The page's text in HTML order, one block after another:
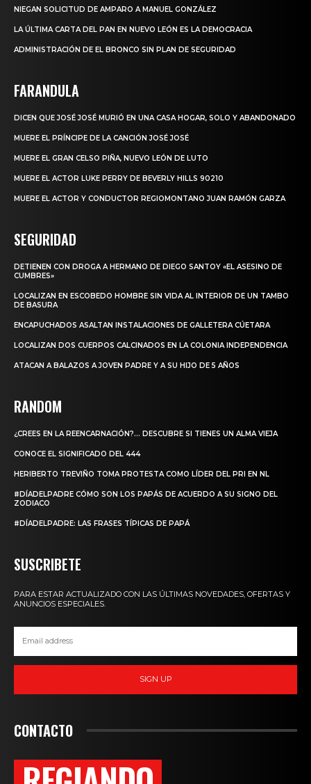
NIEGAN SOLICITUD DE AMPARO A MANUEL GONZÁLEZ
LA ÚLTIMA CARTA DEL PAN EN NUEVO LEÓN ES LA DEMOCRACIA
ADMINISTRACIÓN DE EL BRONCO SIN PLAN DE SEGURIDAD
FARANDULA
DICEN QUE JOSÉ JOSÉ MURIÓ EN UNA CASA HOGAR, SOLO Y ABANDONADO
MUERE EL PRÍNCIPE DE LA CANCIÓN JOSÉ JOSÉ
MUERE EL GRAN CELSO PIÑA, NUEVO LEÓN DE LUTO
MUERE EL ACTOR LUKE PERRY DE BEVERLY HILLS 90210
MUERE EL ACTOR Y CONDUCTOR REGIOMONTANO JUAN RAMÓN GARZA
SEGURIDAD
DETIENEN CON DROGA A HERMANO DE DIEGO SANTOY «EL ASESINO DE
CUMBRES»
LOCALIZAN EN ESCOBEDO HOMBRE SIN VIDA AL INTERIOR DE UN TAMBO
DE BASURA
ENCAPUCHADOS ASALTAN INSTALACIONES DE GALLETERA CÚETARA
LOCALIZAN DOS CUERPOS CALCINADOS EN LA COLONIA INDEPENDENCIA
ATACAN A BALAZOS A JOVEN PADRE Y A SU HIJO DE 5 AÑOS
RANDOM
¿CREES EN LA REENCARNACIÓN?… DESCUBRE SI TIENES UN ALMA VIEJA
CONOCE EL SIGNIFICADO DEL 444
HERIBERTO TREVIÑO TOMA PROTESTA COMO LÍDER DEL PRI EN NL
#DÍADELPADRE CÓMO SON LOS PAPÁS DE ACUERDO A SU SIGNO DEL
ZODIACO
#DÍADELPADRE: LAS FRASES TÍPICAS DE PAPÁ
SUSCRIBETE
PARA ESTAR ACTUALIZADO CON LAS ÚLTIMAS NOVEDADES, OFERTAS Y
ANUNCIOS ESPECIALES.
SIGN UP
CONTACTO